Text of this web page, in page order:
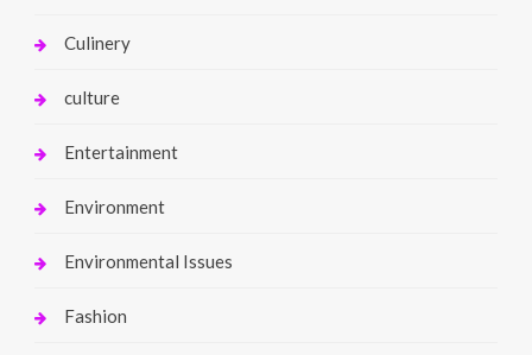
Culinery
culture
Entertainment
Environment
Environmental Issues
Fashion